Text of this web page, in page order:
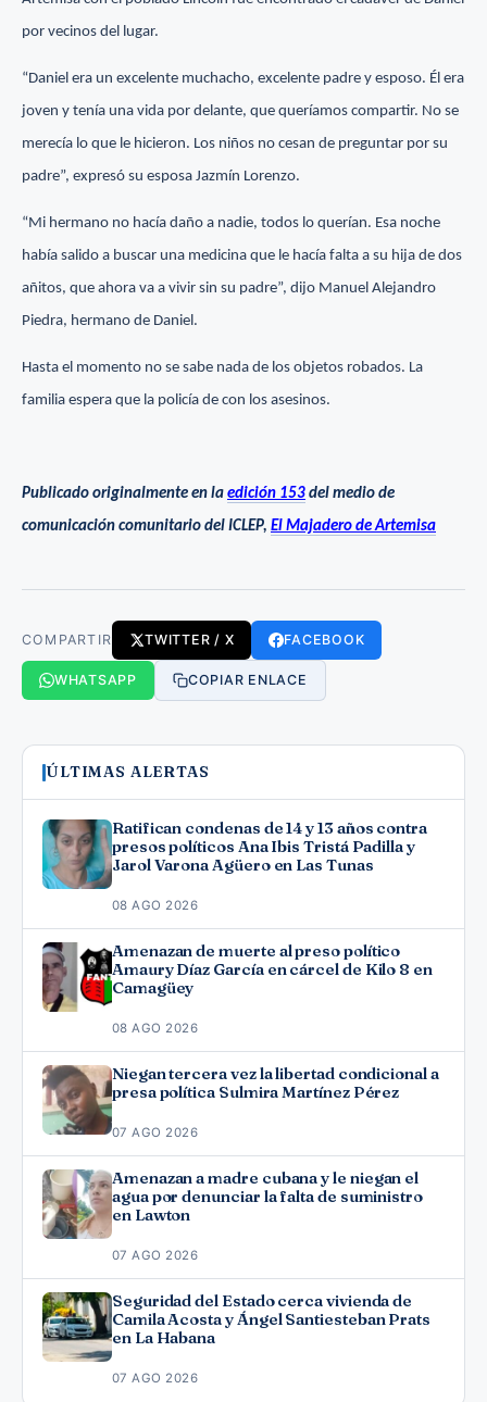
por vecinos del lugar.
“Daniel era un excelente muchacho, excelente padre y esposo. Él era
joven y tenía una vida por delante, que queríamos compartir. No se
merecía lo que le hicieron. Los niños no cesan de preguntar por su
padre”, expresó su esposa Jazmín Lorenzo.
“Mi hermano no hacía daño a nadie, todos lo querían. Esa noche
había salido a buscar una medicina que le hacía falta a su hija de dos
añitos, que ahora va a vivir sin su padre”, dijo Manuel Alejandro
Piedra, hermano de Daniel.
Hasta el momento no se sabe nada de los objetos robados. La
familia espera que la policía de con los asesinos.
Publicado originalmente en la edición 153 del medio de
comunicación comunitario del ICLEP, El Majadero de Artemisa
COMPARTIR TWITTER / X FACEBOOK
WHATSAPP COPIAR ENLACE
ÚLTIMAS ALERTAS
Ratifican condenas de 14 y 13 años contra
presos políticos Ana Ibis Tristá Padilla y
Jarol Varona Agüero en Las Tunas
08 AGO 2026
Amenazan de muerte al preso político
Amaury Díaz García en cárcel de Kilo 8 en
Camagüey
08 AGO 2026
Niegan tercera vez la libertad condicional a
presa política Sulmira Martínez Pérez
07 AGO 2026
Amenazan a madre cubana y le niegan el
agua por denunciar la falta de suministro
en Lawton
07 AGO 2026
Seguridad del Estado cerca vivienda de
Camila Acosta y Ángel Santiesteban Prats
en La Habana
07 AGO 2026